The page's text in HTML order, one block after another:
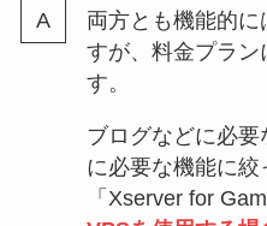
両方とも機能的
すが、料金プラン
す。
ブログなどに必
に必要な機能に
「Xserver for